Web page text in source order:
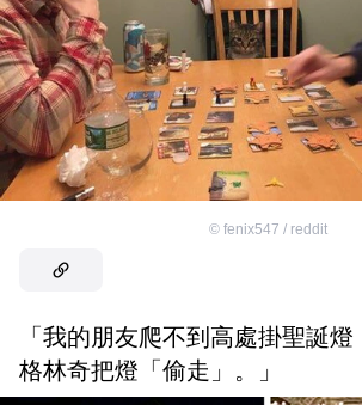
© fenix547 / reddit
「我的朋友爬不到高處掛聖誕
格林奇把燈「偷走」。」